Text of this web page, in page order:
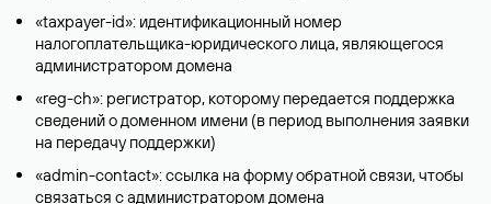
«taxpayer-id»: идентификационный номер
налогоплательщика-юридического лица, являющегося
администратором домена
«reg-ch»: регистратор, которому передается поддержка
сведений о доменном имени (в период выполнения заявки
на передачу поддержки)
«admin-contact»: ссылка на форму обратной связи, чтобы
связаться с администратором домена